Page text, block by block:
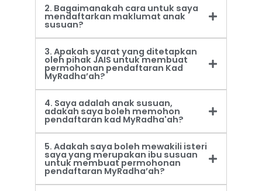
2. Bagaimanakah cara untuk saya
mendaftarkan maklumat anak
susuan?
3. Apakah syarat yang ditetapkan
oleh pihak JAIS untuk membuat
permohonan pendaftaran Kad
MyRadha’ah?
4. Saya adalah anak susuan,
adakah saya boleh memohon
pendaftaran kad MyRadha'ah?
5. Adakah saya boleh mewakili isteri
saya yang merupakan ibu susuan
untuk membuat permohonan
pendaftaran MyRadha’ah?